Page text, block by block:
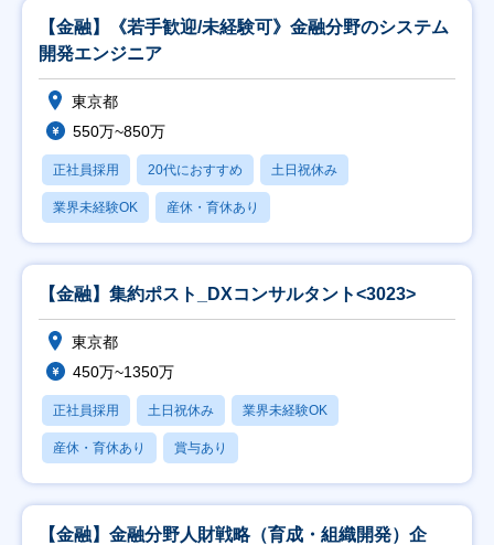
【金融】《若手歓迎/未経験可》金融分野のシステム
開発エンジニア
東京都
550万~850万
正社員採用 20代におすすめ 土日祝休み
業界未経験OK 産休・育休あり
【金融】集約ポスト_DXコンサルタント<3023>
東京都
450万~1350万
正社員採用 土日祝休み 業界未経験OK
産休・育休あり 賞与あり
【金融】金融分野人財戦略（育成・組織開発）企